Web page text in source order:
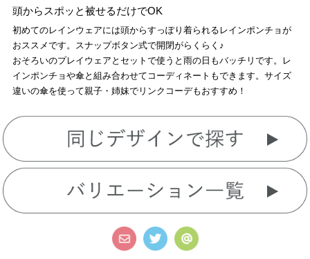
頭からスポッと被せるだけでOK
初めてのレインウェアには頭からすっぽり着られるレインポンチョが
おススメです。スナップボタン式で開閉がらくらく♪
おそろいのプレイウェアとセットで使うと雨の日もバッチリです。レ
インポンチョや傘と組み合わせてコーディネートもできます。サイズ
違いの傘を使って親子・姉妹でリンクコーデもおすすめ！